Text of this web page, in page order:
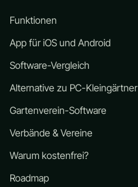
Funktionen
App für iOS und Android
Software-Vergleich
Alternative zu PC-Kleingärtner
Gartenverein-Software
Verbände & Vereine
Warum kostenfrei?
Roadmap